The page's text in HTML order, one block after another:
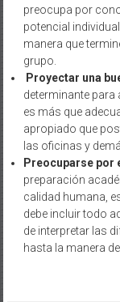
preocupa por
potencial
manera que
grupo.
Proyectar una
determinante
es más que
apropiado que
las oficinas y
Preocuparse por
preparación
calidad humana,
debe incluir todo
de interpretar las
hasta la manera